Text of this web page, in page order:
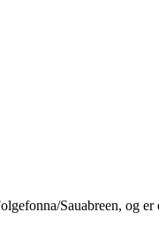
Sauabreen, og